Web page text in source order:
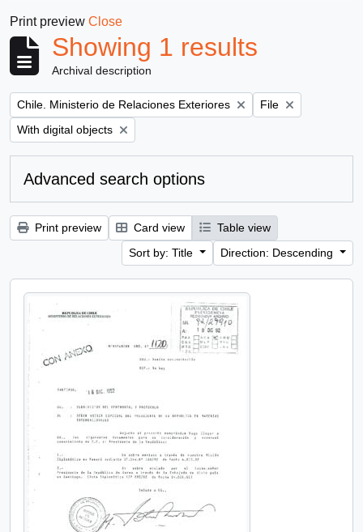
Print preview Close
Showing 1 results
Archival description
Remove filter:
Chile. Ministerio de Relaciones Exteriores Remove filter:
File
Remove filter:
With digital objects
Advanced search options
Print preview Card view
Table view
Sort by: Title
Direction: Descending